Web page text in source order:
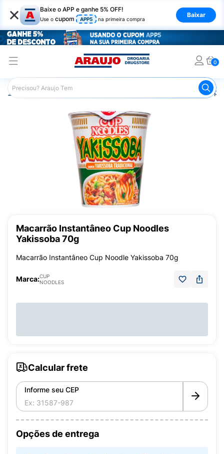
× Baixe o APP e ganhe 5% OFF!
Use o cupom APP5 na primeira compra
Baixar
0
Araujo Mercado Macarrão Instantâneo Cup
Macarrão Instantâneo Cup Noodles
Yakissoba 70g
Macarrão Instantâneo Cup Noodle Yakissoba 70g
Marca:CUP
NOODLES
Calcular frete
Informe seu CEP
Opções de entrega